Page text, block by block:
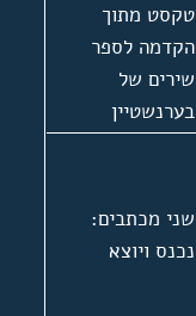
טקסט מתוך
הקדמה לספר
שירים של
בערנשטיין
שני מכתבים:
נכנס ויוצא